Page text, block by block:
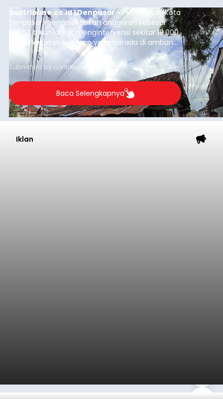
balitribune.co.id I Denpasar - Pemerintah Kota
Denpasar mengalokasikan anggaran sebesar
Rp1,152 triliun untuk mengintervensi sekitar 18.000
warga kelompok rentan yang berada di ambang
garis kemiskinan. Langkah strategis ini diambil
guna menjaga masyarakat yang berada pada
kelompok desil 5 dan 6 tersebut agar tidak
merosot ke kategori miskin.
Submitted by contributor Thu, 08/06/2026 - 21:31
Baca Selengkapnya
Iklan